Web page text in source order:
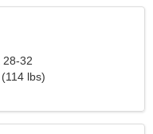
28-32
lbs)